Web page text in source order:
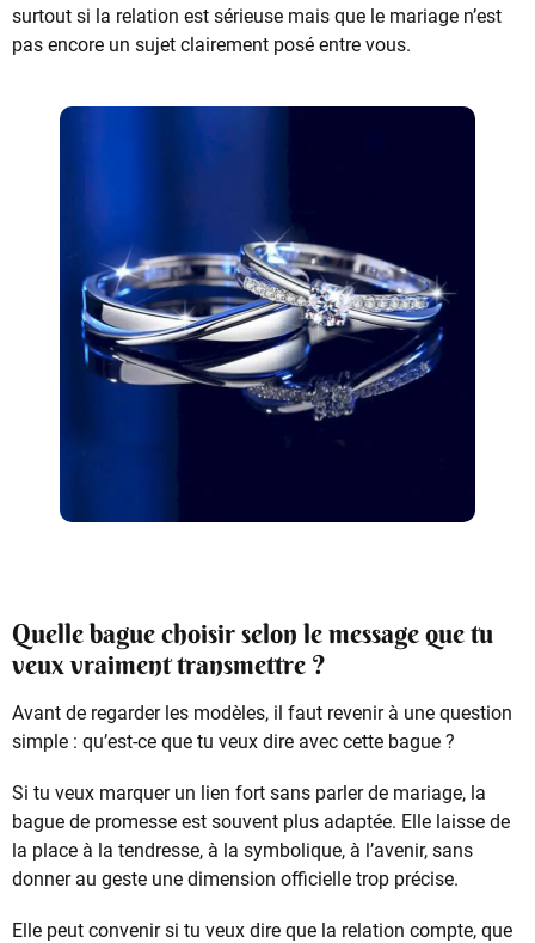
surtout si la relation est sérieuse mais que le mariage n’est
pas encore un sujet clairement posé entre vous.
Quelle bague choisir selon le message que tu
veux vraiment transmettre ?
Avant de regarder les modèles, il faut revenir à une question
simple : qu’est-ce que tu veux dire avec cette bague ?
Si tu veux marquer un lien fort sans parler de mariage, la
bague de promesse est souvent plus adaptée. Elle laisse de
la place à la tendresse, à la symbolique, à l’avenir, sans
donner au geste une dimension officielle trop précise.
Elle peut convenir si tu veux dire que la relation compte, que